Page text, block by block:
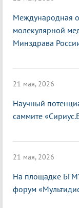
Международная
молекулярной
Минздрава
21 мая, 2026
Научный
саммите
21 мая, 2026
На площадке
форум